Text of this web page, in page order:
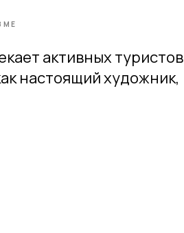
активных туристов
настоящий художник,